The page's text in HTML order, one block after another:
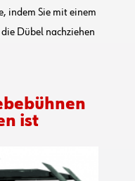
indem Sie mit einem
Dübel nachziehen
ist